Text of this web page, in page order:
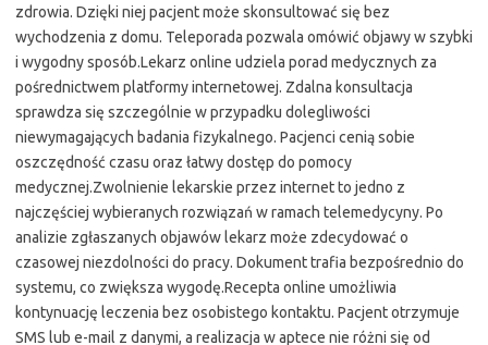
zdrowia. Dzięki niej pacjent może skonsultować się bez
wychodzenia z domu. Teleporada pozwala omówić objawy w szybki
i wygodny sposób.Lekarz online udziela porad medycznych za
pośrednictwem platformy internetowej. Zdalna konsultacja
sprawdza się szczególnie w przypadku dolegliwości
niewymagających badania fizykalnego. Pacjenci cenią sobie
oszczędność czasu oraz łatwy dostęp do pomocy
medycznej.Zwolnienie lekarskie przez internet to jedno z
najczęściej wybieranych rozwiązań w ramach telemedycyny. Po
analizie zgłaszanych objawów lekarz może zdecydować o
czasowej niezdolności do pracy. Dokument trafia bezpośrednio do
systemu, co zwiększa wygodę.Recepta online umożliwia
kontynuację leczenia bez osobistego kontaktu. Pacjent otrzymuje
SMS lub e-mail z danymi, a realizacja w aptece nie różni się od